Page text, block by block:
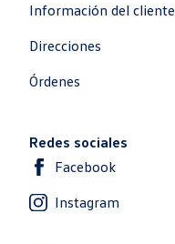
Información del cliente
Direcciones
Órdenes
Redes sociales
Facebook
Instagram